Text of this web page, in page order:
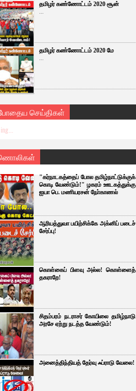
தமிழர் கண்ணோட்டம் 2020 சூன்
...
தமிழர் கண்ணோட்டம் 2020 மே
...
செய்திகள்
"கர்நாடகத்தைப் போல தமிழ்நாட்டுக்குக்
கொடி வேண்டும்!" ழகரம் ஊடகத்துக்கு
ஐயா பெ. மணியரசன் நோ்காணல்
ஆரியத்துவா பயிற்சிக்கே அக்னிப் படைச்
சேர்ப்பு!
கொள்கைப் பிளவு அல்ல! கொள்ளைத்
தகராறே!
சிதம்பரம் நடராசர் கோயிலை தமிழ்நாடு
அரசே ஏற்று நடத்த வேண்டும்!
அனைத்திந்தியத் தேர்வு ஃப்ராடு வேலை!